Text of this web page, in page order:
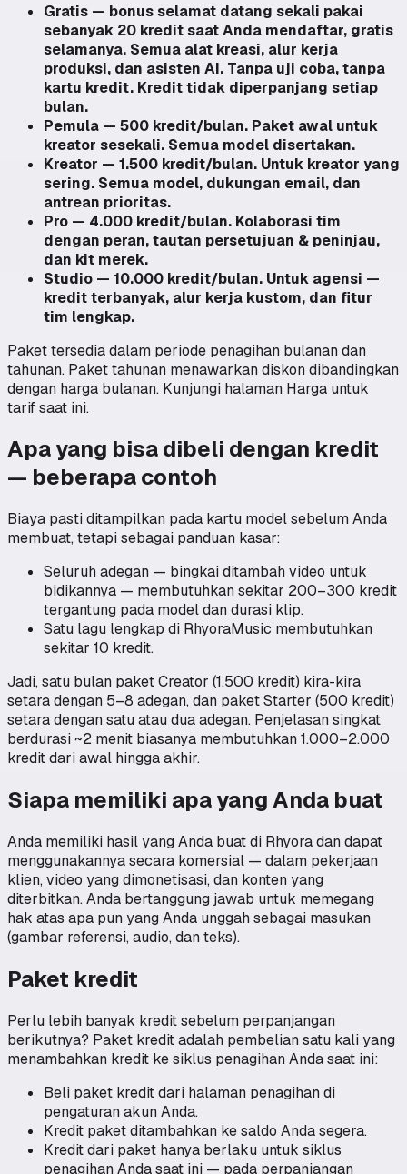
Gratis — bonus selamat datang sekali pakai
sebanyak 20 kredit saat Anda mendaftar, gratis
selamanya. Semua alat kreasi, alur kerja
produksi, dan asisten AI. Tanpa uji coba, tanpa
kartu kredit. Kredit tidak diperpanjang setiap
bulan.
Pemula — 500 kredit/bulan. Paket awal untuk
kreator sesekali. Semua model disertakan.
Kreator — 1.500 kredit/bulan. Untuk kreator yang
sering. Semua model, dukungan email, dan
antrean prioritas.
Pro — 4.000 kredit/bulan. Kolaborasi tim
dengan peran, tautan persetujuan & peninjau,
dan kit merek.
Studio — 10.000 kredit/bulan. Untuk agensi —
kredit terbanyak, alur kerja kustom, dan fitur
tim lengkap.
Paket tersedia dalam periode penagihan bulanan dan
tahunan. Paket tahunan menawarkan diskon dibandingkan
dengan harga bulanan. Kunjungi halaman Harga untuk
tarif saat ini.
Apa yang bisa dibeli dengan kredit
— beberapa contoh
Biaya pasti ditampilkan pada kartu model sebelum Anda
membuat, tetapi sebagai panduan kasar:
Seluruh adegan — bingkai ditambah video untuk
bidikannya — membutuhkan sekitar 200–300 kredit
tergantung pada model dan durasi klip.
Satu lagu lengkap di RhyoraMusic membutuhkan
sekitar 10 kredit.
Jadi, satu bulan paket Creator (1.500 kredit) kira-kira
setara dengan 5–8 adegan, dan paket Starter (500 kredit)
setara dengan satu atau dua adegan. Penjelasan singkat
berdurasi ~2 menit biasanya membutuhkan 1.000–2.000
kredit dari awal hingga akhir.
Siapa memiliki apa yang Anda buat
Anda memiliki hasil yang Anda buat di Rhyora dan dapat
menggunakannya secara komersial — dalam pekerjaan
klien, video yang dimonetisasi, dan konten yang
diterbitkan. Anda bertanggung jawab untuk memegang
hak atas apa pun yang Anda unggah sebagai masukan
(gambar referensi, audio, dan teks).
Paket kredit
Perlu lebih banyak kredit sebelum perpanjangan
berikutnya? Paket kredit adalah pembelian satu kali yang
menambahkan kredit ke siklus penagihan Anda saat ini:
Beli paket kredit dari halaman penagihan di
pengaturan akun Anda.
Kredit paket ditambahkan ke saldo Anda segera.
Kredit dari paket hanya berlaku untuk siklus
penagihan Anda saat ini — pada perpanjangan